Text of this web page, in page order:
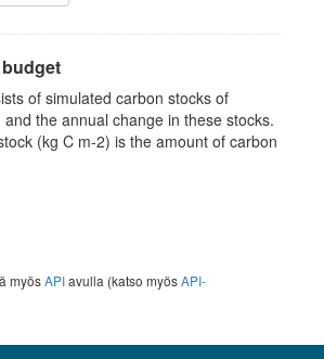
of simulated carbon stocks of
the annual change in these stocks.
(kg C m-2) is the amount of carbon
myösAPIavulla (katso myösAPI-